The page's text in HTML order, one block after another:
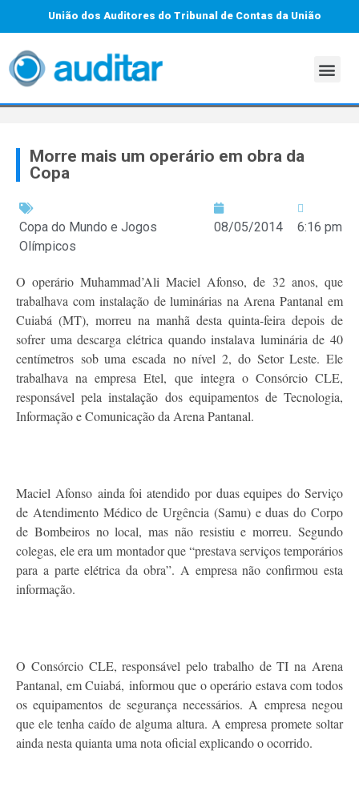
União dos Auditores do Tribunal de Contas da União
Morre mais um operário em obra da
Copa
Copa do Mundo e Jogos
Olímpicos
08/05/2014 6:16 pm
O operário Muhammad’Ali Maciel Afonso, de 32 anos, que
trabalhava com instalação de luminárias na Arena Pantanal em
Cuiabá (MT), morreu na manhã desta quinta-feira depois de
sofrer uma descarga elétrica quando instalava luminária de 40
centímetros sob uma escada no nível 2, do Setor Leste. Ele
trabalhava na empresa Etel, que integra o Consórcio CLE,
responsável pela instalação dos equipamentos de Tecnologia,
Informação e Comunicação da Arena Pantanal.
Maciel Afonso ainda foi atendido por duas equipes do Serviço
de Atendimento Médico de Urgência (Samu) e duas do Corpo
de Bombeiros no local, mas não resistiu e morreu. Segundo
colegas, ele era um montador que “prestava serviços temporários
para a parte elétrica da obra”. A empresa não confirmou esta
informação.
O Consórcio CLE, responsável pelo trabalho de TI na Arena
Pantanal, em Cuiabá, informou que o operário estava com todos
os equipamentos de segurança necessários. A empresa negou
que ele tenha caído de alguma altura. A empresa promete soltar
ainda nesta quianta uma nota oficial explicando o ocorrido.